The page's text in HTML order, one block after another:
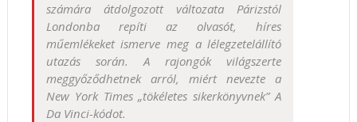
számára átdolgozott változata Párizstól
Londonba repíti az olvasót, híres
műemlékeket ismerve meg a lélegzetelállító
utazás során. A rajongók világszerte
meggyőződhetnek arról, miért nevezte a
New York Times „tökéletes sikerkönyvnek” A
Da Vinci-kódot.